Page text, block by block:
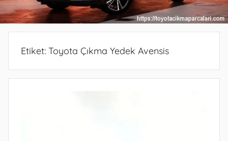
Etiket: Toyota Çıkma Yedek Avensis